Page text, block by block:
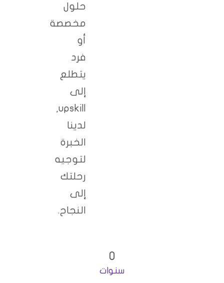
حلول
مخصصة
أو
فرد
يتطلع
إلى
upskill,
لدينا
الخبرة
لتوجيه
رحلتك
إلى
النجاح.
0
سنوات